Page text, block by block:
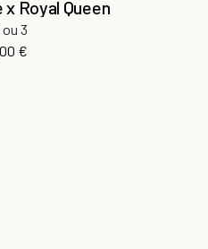
x Royal Queen
3
€